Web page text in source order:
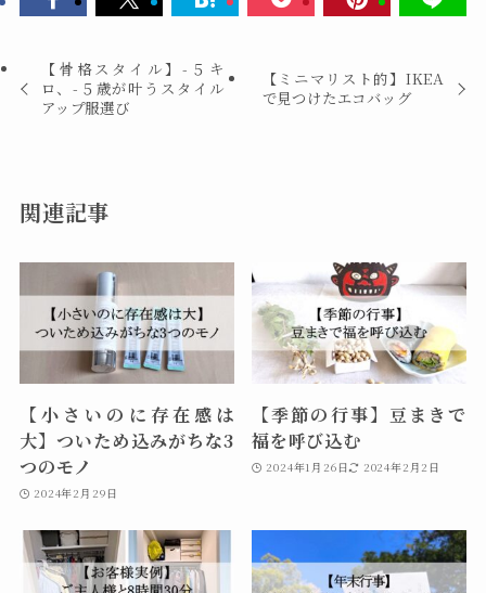
【骨格スタイル】-５キ
ロ、-５歳が叶うスタイル
アップ服選び
【ミニマリスト的】IKEA
で見つけたエコバッグ
関連記事
【小さいのに存在感は
大】ついため込みがちな3
つのモノ
2024年2月29日
【季節の行事】豆まきで
福を呼び込む
2024年1月26日 2024年2月2日